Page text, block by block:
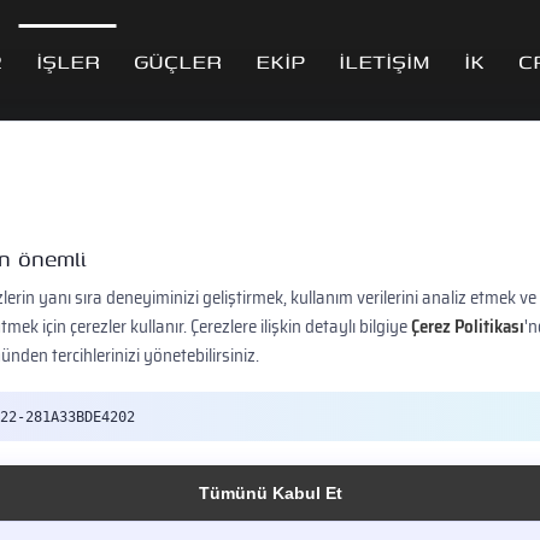
İŞLER GÜÇLER EKİP İLETİŞİM İK
kuruluşundan önce çalışmaya başladığımız Bilim Tekstil’in
Halıfax için ilk çalışmamızı web sitesi ve katalog için gerekli olan
sitesi tasarım ve yazılımı hazırladık. Halıfax ile çalışmalarımıza
önemli
yanı sıra deneyiminizi geliştirmek, kullanım verilerini analiz etmek
için çerezler kullanır. Çerezlere ilişkin detaylı bilgiyeÇerez Politikası
tercihlerinizi yönetebilirsiniz.
281A33BDE4202
Tümünü Kabul Et